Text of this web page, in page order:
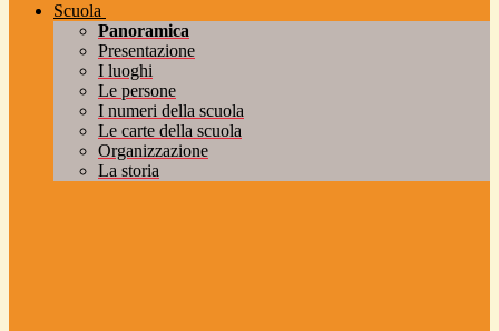
Scuola
Panoramica
Presentazione
I luoghi
Le persone
I numeri della scuola
Le carte della scuola
Organizzazione
La storia